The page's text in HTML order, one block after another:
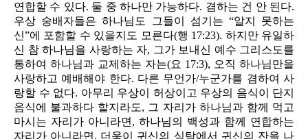
연합할 수 있다. 둘 중 하나만 가능하다. 겸하는 건 안 된다.
우상 숭배자들은 하나님도 그들이 섬기는 “알지 못하는
신”에 포함할 수 있을지도 모른다(행 17:23). 하지만 유일하
신 참 하나님을 사랑하는 자, 그가 보내신 예수 그리스도를
통하여 하나님과 교제하는 자는(요 17:3), 오직 하나님만을
사랑하고 예배해야 한다. 다른 무언가/누군가를 겸하여 사
랑할 수 없다. 아무리 우상이 허상이고 우상의 음식이 단지
음식에 불과하다 할지라도, 그 자리가 하나님과 함께 먹고
마시는 자리가 아니라면, 하나님의 백성과 함께 연합하는
자리가 아니라면, 더욱이 귀신의 식탁에서 귀신의 잔을 나